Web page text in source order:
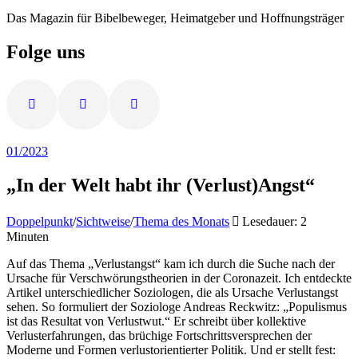
Das Magazin für Bibelbeweger, Heimatgeber und Hoffnungsträger
Folge uns
01/2023
„In der Welt habt ihr (Verlust)Angst“
Doppelpunkt/Sichtweise/Thema des Monats
Lesedauer: 2
Minuten
Auf das Thema „Verlustangst“ kam ich durch die Suche nach der
Ursache für Verschwörungstheorien in der Coronazeit. Ich entdeckte
Artikel unterschiedlicher Soziologen, die als Ursache Verlustangst
sehen. So formuliert der Soziologe Andreas Reckwitz: „Populismus
ist das Resultat von Verlustwut.“ Er schreibt über kollektive
Verlusterfahrungen, das brüchige Fortschrittsversprechen der
Moderne und Formen verlustorientierter Politik. Und er stellt fest: